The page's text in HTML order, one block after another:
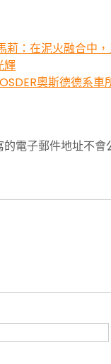
莉：在泥火融合中
輝
奧斯德德系車
電子郵件地址不會